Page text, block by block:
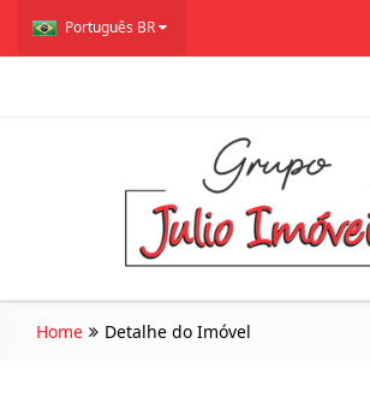
Português BR
Home Detalhe do Imóvel